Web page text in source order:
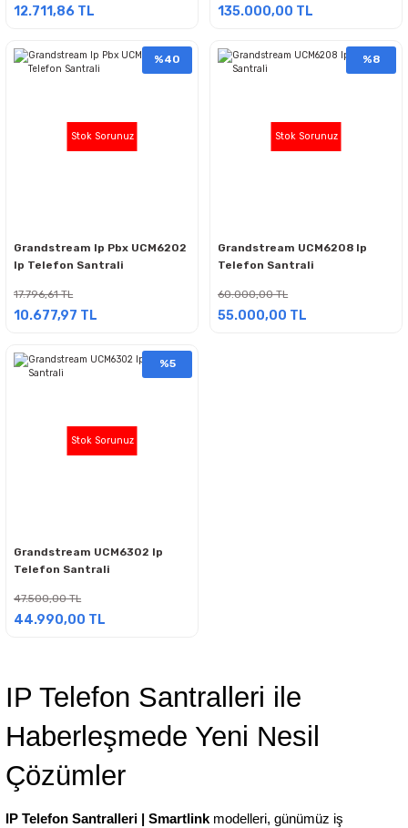
12.711,86 TL 135.000,00 TL
Stok Sorunuz
%40
Grandstream Ip Pbx UCM6202
Ip Telefon Santrali
17.796,61 TL
10.677,97 TL
Stok Sorunuz
%8
Grandstream UCM6208 Ip
Telefon Santrali
60.000,00 TL
55.000,00 TL
Stok Sorunuz
%5
Grandstream UCM6302 Ip
Telefon Santrali
47.500,00 TL
44.990,00 TL
IP Telefon Santralleri ile
Haberleşmede Yeni Nesil
Çözümler
IP Telefon Santralleri | Smartlink modelleri, günümüz iş